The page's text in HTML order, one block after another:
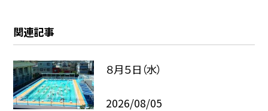
関連記事
８月５日（水）
2026/08/05